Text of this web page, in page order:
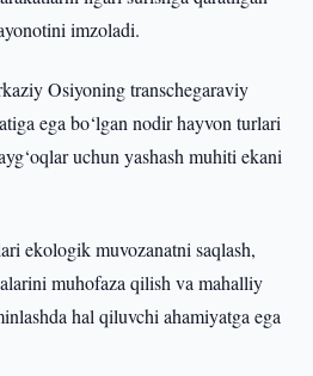
imzoladi.
Osiyoning transchegaraviy
ega bo‘lgan nodir hayvon turlari
uchun yashash muhiti ekani
ekologik muvozanatni saqlash,
muhofaza qilish va mahalliy
hal qiluvchi ahamiyatga ega